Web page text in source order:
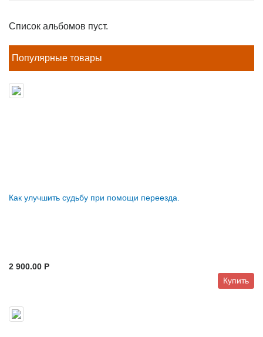
Список альбомов пуст.
Популярные товары
Как улучшить судьбу при помощи переезда.
2 900.00 P
Купить